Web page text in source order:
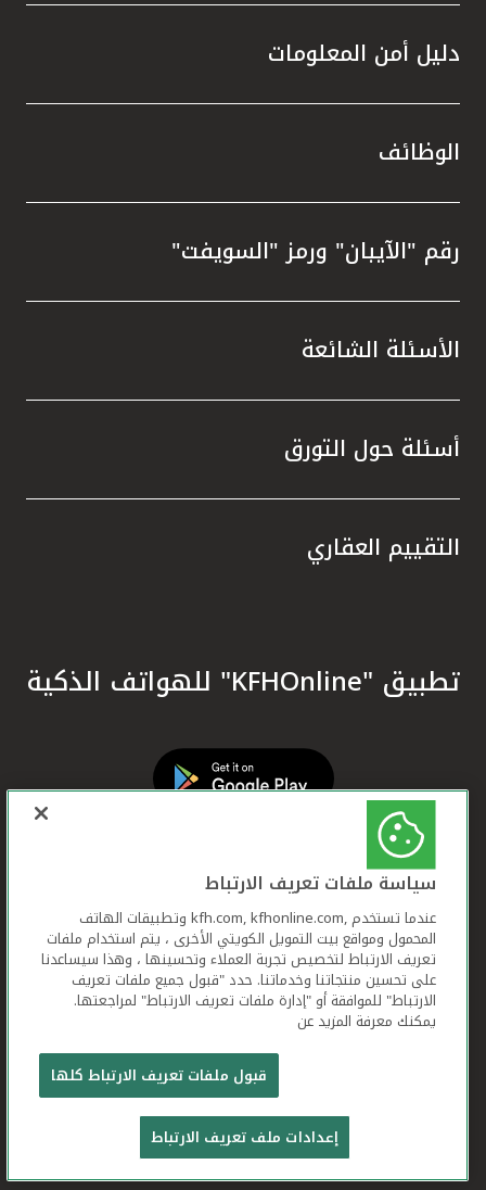
تواصل معنا
دليل أمن المعلومات
الوظائف
رقم "الآيبان" ورمز "السويفت"
الأسئلة الشائعة
أسئلة حول التورق
التقييم العقاري
تطبيق "KFHOnline" للهواتف الذكية
بيت التمويل الكويتي جميع الحقوق محفوظة © 2026
شروط وأحكام استخدام الموقع الإلكتروني
تعريف الارتباط بيان الخصوصية
سياسة ملفات تعريف الارتباط
عندما تستخدم ,kfh.com, kfhonline.com وتطبيقات الهاتف
المحمول ومواقع بيت التمويل الكويتي الأخرى ، يتم استخدام ملفات
تعريف الارتباط لتخصيص تجربة العملاء وتحسينها ، وهذا سيساعدنا
على تحسين منتجاتنا وخدماتنا. حدد "قبول جميع ملفات تعريف
الارتباط" للموافقة أو "إدارة ملفات تعريف الارتباط" لمراجعتها.
يمكنك معرفة المزيد عن
قبول ملفات تعريف الارتباط كلها
إعدادات ملف تعريف الارتباط